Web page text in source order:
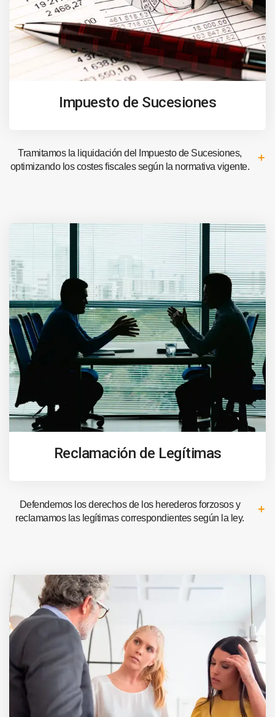
Impuesto de Sucesiones
Tramitamos la liquidación del Impuesto de Sucesiones,
optimizando los costes fiscales según la normativa vigente.
Reclamación de Legítimas
Defendemos los derechos de los herederos forzosos y
reclamamos las legítimas correspondientes según la ley.